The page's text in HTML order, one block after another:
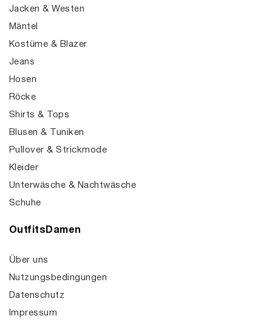
Jacken & Westen
Mäntel
Kostüme & Blazer
Jeans
Hosen
Röcke
Shirts & Tops
Blusen & Tuniken
Pullover & Strickmode
Kleider
Unterwäsche & Nachtwäsche
Schuhe
OutfitsDamen
Über uns
Nutzungsbedingungen
Datenschutz
Impressum